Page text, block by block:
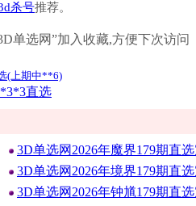
杀号推荐。
单选网”加入收藏,方便下次访问
(上期中**6)
直选
3D单选网2026年魔界179期直
3D单选网2026年境界179期直
3D单选网2026年钟馗179期直